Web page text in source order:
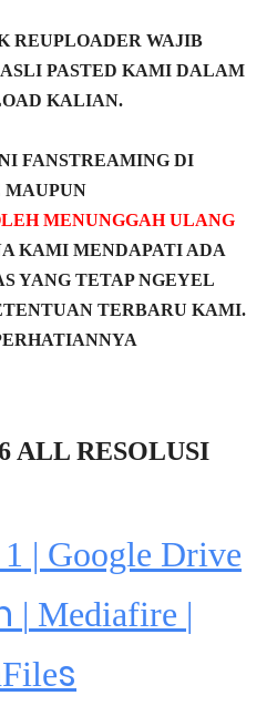
REUPLOADER WAJIB
PASTED KAMI DALAM
KALIAN.
FANSTREAMING DI
MAUPUN
MENUNGGAH ULANG
KAMI MENDAPATI ADA
YANG TETAP NGEYEL
TERBARU KAMI.
ALL RESOLUSI
| Google Drive
| Mediafire |
s